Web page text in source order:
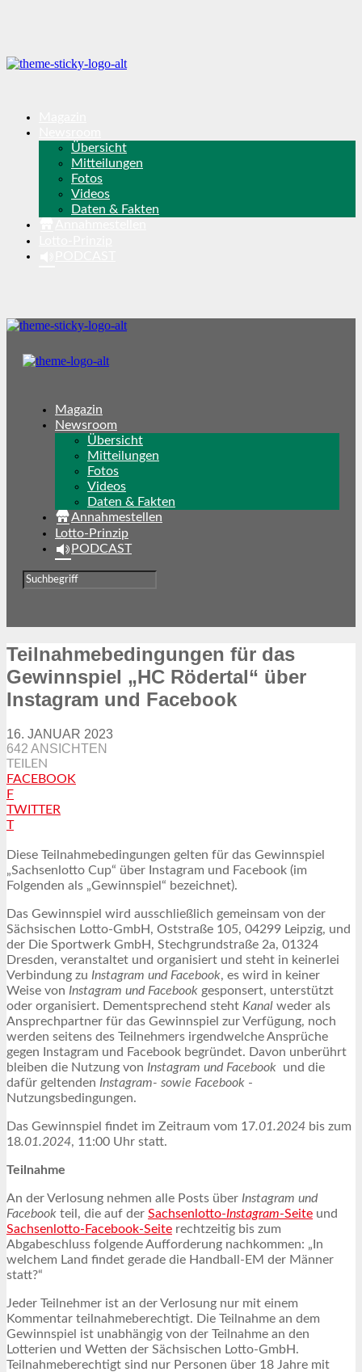
Übersicht
Mitteilungen
Fotos
Videos
Daten & Fakten
Magazin
Newsroom
Übersicht
Mitteilungen
Fotos
Videos
Daten & Fakten
Annahmestellen
Lotto-Prinzip
PODCAST
Teilnahmebedingungen für das
Gewinnspiel „HC Rödertal“ über
Instagram und Facebook
16. JANUAR 2023
642 ANSICHTEN
TEILEN
FACEBOOK
F
TWITTER
T
Diese Teilnahmebedingungen gelten für das Gewinnspiel
„Sachsenlotto Cup“ über Instagram und Facebook (im
Folgenden als „Gewinnspiel“ bezeichnet).
Das Gewinnspiel wird ausschließlich gemeinsam von der
Sächsischen Lotto-GmbH, Oststraße 105, 04299 Leipzig, und
der Die Sportwerk GmbH, Stechgrundstraße 2a, 01324
Dresden, veranstaltet und organisiert und steht in keinerlei
Verbindung zu Instagram und Facebook, es wird in keiner
Weise von Instagram und Facebook gesponsert, unterstützt
oder organisiert. Dementsprechend steht Kanal weder als
Ansprechpartner für das Gewinnspiel zur Verfügung, noch
werden seitens des Teilnehmers irgendwelche Ansprüche
gegen Instagram und Facebook begründet. Davon unberührt
bleiben die Nutzung von Instagram und Facebook und die
dafür geltenden Instagram- sowie Facebook -
Nutzungsbedingungen.
Das Gewinnspiel findet im Zeitraum vom 17.01.2024 bis zum
18.01.2024, 11:00 Uhr statt.
Teilnahme
An der Verlosung nehmen alle Posts über Instagram und
Facebook teil, die auf der Sachsenlotto-Instagram-Seite und
Sachsenlotto-Facebook-Seite rechtzeitig bis zum
Abgabeschluss folgende Aufforderung nachkommen: „In
welchem Land findet gerade die Handball-EM der Männer
statt?“
Jeder Teilnehmer ist an der Verlosung nur mit einem
Kommentar teilnahmeberechtigt. Die Teilnahme an dem
Gewinnspiel ist unabhängig von der Teilnahme an den
Lotterien und Wetten der Sächsischen Lotto-GmbH.
Teilnahmeberechtigt sind nur Personen über 18 Jahre mit